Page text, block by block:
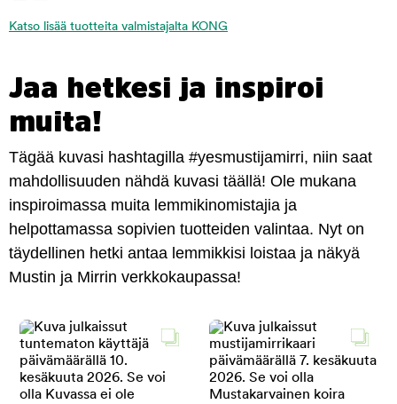
Katso lisää tuotteita valmistajalta KONG
Jaa hetkesi ja inspiroi
muita!
Tägää kuvasi hashtagilla #yesmustijamirri, niin saat
mahdollisuuden nähdä kuvasi täällä! Ole mukana
inspiroimassa muita lemmikinomistajia ja
helpottamassa sopivien tuotteiden valintaa. Nyt on
täydellinen hetki antaa lemmikkisi loistaa ja näkyä
Mustin ja Mirrin verkkokaupassa!